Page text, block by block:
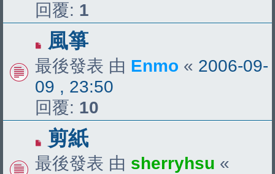
回覆: 1
風箏
最後發表 由 Enmo « 2006-09-
09 , 23:50
回覆: 10
剪紙
最後發表 由 sherryhsu «